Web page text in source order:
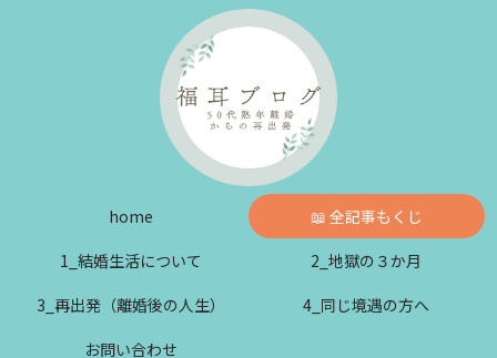
home
📖 全記事もくじ
1_結婚生活について
2_地獄の３か月
3_再出発（離婚後の人生）
4_同じ境遇の方へ
お問い合わせ